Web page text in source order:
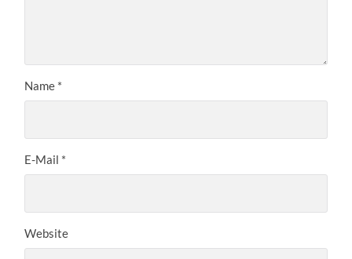
Name *
E-Mail *
Website